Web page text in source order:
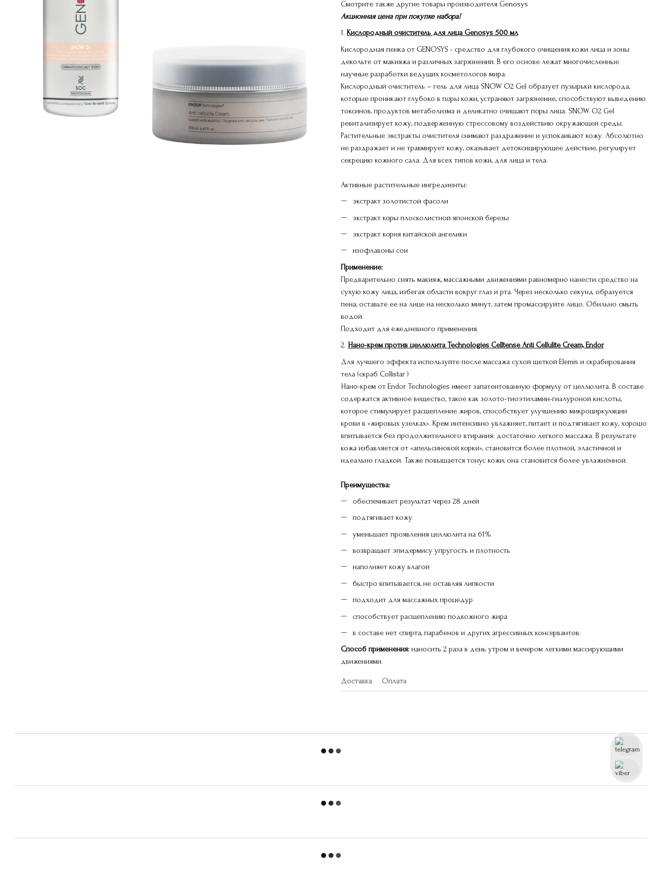
Смотрите также другие товары производителя Genosys
Акционная цена при покупке набора!
1. Кислородный очиститель для лица Genosys 500 мл
Кислородная пенка от GENOSYS - средство для глубокого очищения кожи лица и зоны
декольте от макияжа и различных загрязнений. В его основе лежат многочисленные
научные разработки ведущих косметологов мира.
Кислородный очиститель – гель для лица SNOW O2 Gel образует пузырьки кислорода,
которые проникают глубоко в поры кожи, устраняют загрязнение, способствуют выведению
токсинов, продуктов метаболизма и деликатно очищают поры лица. SNOW O2 Gel
ревитализирует кожу, подверженную стрессовому воздействию окружающей среды.
Растительные экстракты очистителя снимают раздражение и успокаивают кожу. Абсолютно
не раздражает и не травмирует кожу, оказывает детоксицирующее действие, регулирует
секрецию кожного сала. Для всех типов кожи, для лица и тела.
Активные растительные ингредиенты:
экстракт золотистой фасоли
экстракт коры плосколистной японской березы
экстракт корня китайской ангелики
изофлавоны сои
Применение:
Предварительно снять макияж, массажными движениями равномерно нанести средство на
сухую кожу лица, избегая области вокруг глаз и рта. Через несколько секунд образуется
пена, оставьте ее на лице на несколько минут, затем промассируйте лицо. Обильно смыть
водой.
Подходит для ежедневного применения.
2. Нано-крем против целлюлита Technologies Celltense Anti Cellulite Cream, Endor
Для лучшего эффекта используйте после массажа сухой щеткой Elemis и скрабирования
тела (скраб Collistar )
Нано-крем от Endor Technologies имеет запатентованную формулу от целлюлита. В составе
содержатся активное вещество, такое как золото-тиоэтиламин-гиалуроной кислоты,
которое стимулирует расщепление жиров, способствует улучшению микроциркуляции
крови в «жировых узелках». Крем интенсивно увлажняет, питает и подтягивает кожу, хорошо
впитывается без продолжительного втирания: достаточно легкого массажа. В результате
кожа избавляется от «апельсиновой корки», становится более плотной, эластичной и
идеально гладкой. Также повышается тонус кожи, она становится более увлажнённой.
Преимущества:
обеспечивает результат через 28 дней
подтягивает кожу
уменьшает проявления целлюлита на 61%
возвращает эпидермису упругость и плотность
наполняет кожу влагой
быстро впитывается, не оставляя липкости
подходит для массажных процедур
способствует расщеплению подкожного жира
в составе нет спирта, парабенов и других агрессивных консервантов.
Способ применения: наносить 2 раза в день утром и вечером легкими массирующими
движениями.
Доставка Оплата